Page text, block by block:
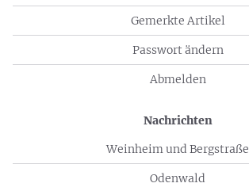
Gemerkte Artikel
Passwort ändern
Abmelden
Nachrichten
Weinheim und Bergstraße
Odenwald